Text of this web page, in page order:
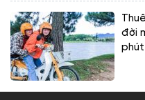
đời
phút